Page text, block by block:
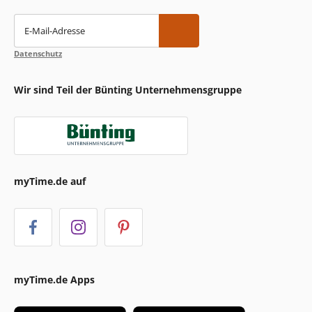
E-Mail-Adresse
Datenschutz
Wir sind Teil der Bünting Unternehmensgruppe
myTime.de auf
myTime.de Apps